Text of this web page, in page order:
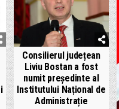
Consilierul județean
Liviu Bostan a fost
numit președinte al
Institutului Național de
Administrație